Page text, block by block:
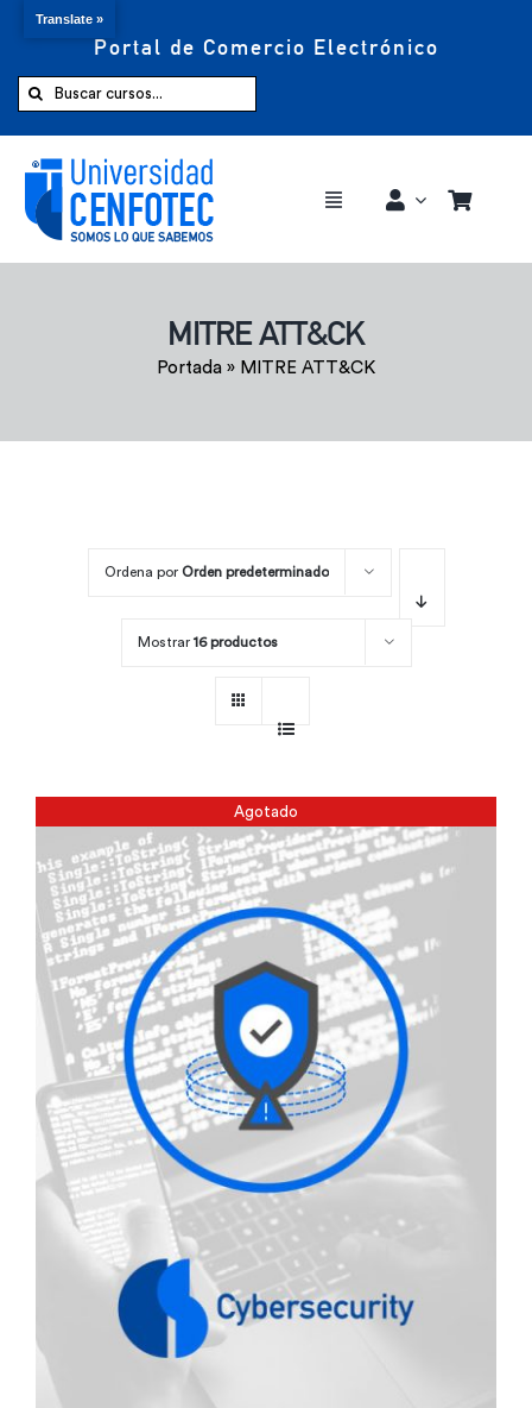
Portal de Comercio Electrónico
Buscar:
Toggle
Comprar ahora
MITRE ATT&CK
Portada » MITRE ATT&CK
Ordena por Orden predeterminado
Mostrar 16 productos
Agotado
Translate »